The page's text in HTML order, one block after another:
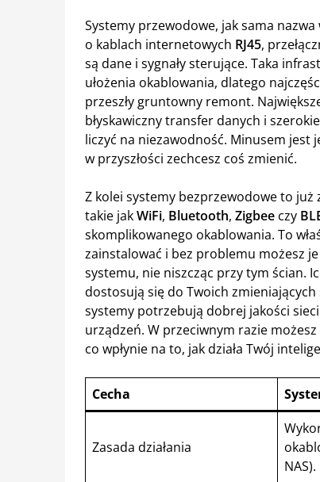
Systemy przewodowe, jak sama
o kablach internetowych RJ45,
są dane i sygnały sterujące. Taka
ułożenia okablowania, dlatego
przeszły gruntowny remont.
błyskawiczny transfer danych i
liczyć na niezawodność. Minusem jest
w przyszłości zechcesz coś zmienić.
Z kolei systemy bezprzewodowe to już
takie jakWiFi, Bluetooth, Zigbee czy
skomplikowanego okablowania. To
zainstalować i bez problemu możesz
systemu, nie niszcząc przy tym ścian.
dostosują się do Twoich
systemy potrzebują dobrej jakości
urządzeń. W przeciwnym razie
co wpłynie na to, jak działa Twój
Cecha
Zasada działania
NAS).